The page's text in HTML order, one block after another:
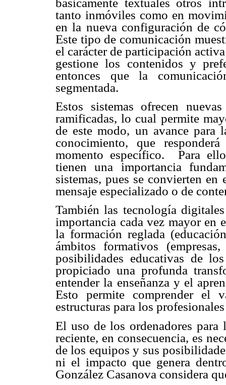
básicamente textuales otros
tanto inmóviles como en
en la nueva configuración de
Este tipo de comunicación
el carácter de participación
gestione los contenidos y
entonces que la
segmentada.
Estos sistemas ofrecen
ramificadas, lo cual permite
de este modo, un avance
conocimiento, que
momento específico. Para
tienen una importancia
sistemas, pues se convierten
mensaje especializado o de
También las tecnología
importancia cada vez mayor en
la formación reglada
ámbitos formativos
posibilidades educativas de
propiciado una profunda
entender la enseñanza y el
Esto permite comprender el
estructuras para los
El uso de los ordenadores
reciente, en consecuencia, es
de los equipos y sus
ni el impacto que genera
González Casanova considera